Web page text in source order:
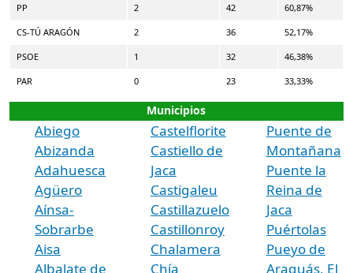
PP 2 42 60,87%
CS-TÚ ARAGÓN 2 36 52,17%
PSOE 1 32 46,38%
PAR 0 23 33,33%
Municipios
Abiego
Abizanda
Adahuesca
Agüero
Aínsa-
Sobrarbe
Aisa
Albalate de
Castelflorite
Castiello de
Jaca
Castigaleu
Castillazuelo
Castillonroy
Chalamera
Chía
Puente de
Montañana
Puente la
Reina de
Jaca
Puértolas
Pueyo de
Araguás, El